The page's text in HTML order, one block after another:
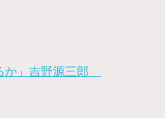
か」吉野源三郎